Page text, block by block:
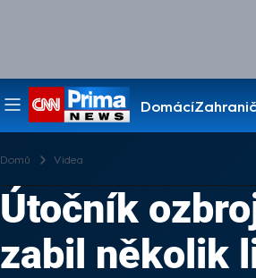
Domácí
Pořady
Domů Videa
Útočník
zabil několik